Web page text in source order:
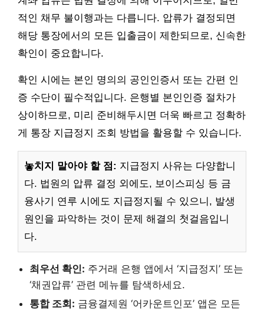
적인 채무 불이행과는 다릅니다. 압류가 결정되면
해당 통장에서의 모든 입출금이 제한되므로, 신속한
확인이 중요합니다.
확인 시에는 본인 명의의 공인인증서 또는 간편 인
증 수단이 필수적입니다. 은행별 본인인증 절차가
상이하므로, 미리 준비해두시면 더욱 빠르고 정확하
게 통장 지급정지 조회 방법을 활용할 수 있습니다.
놓치지 말아야 할 점: 지급정지 사유는 다양합니
다. 법원의 압류 결정 외에도, 보이스피싱 등 금
융사기 연루 시에도 지급정지될 수 있으니, 발생
원인을 파악하는 것이 문제 해결의 첫걸음입니
다.
최우선 확인: 주거래 은행 앱에서 ‘지급정지’ 또는
‘채권압류’ 관련 메뉴를 탐색하세요.
통합 조회: 금융결제원 ‘어카운트인포’ 앱은 모든